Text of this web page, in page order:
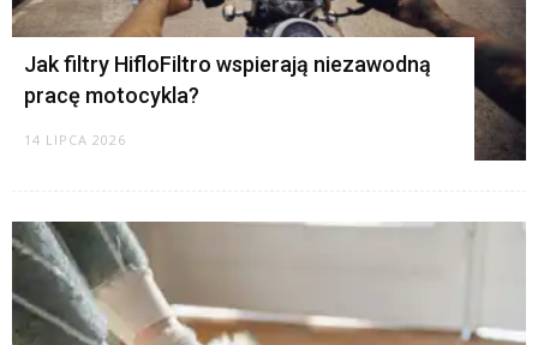
Jak filtry HifloFiltro wspierają niezawodną
pracę motocykla?
14 LIPCA 2026